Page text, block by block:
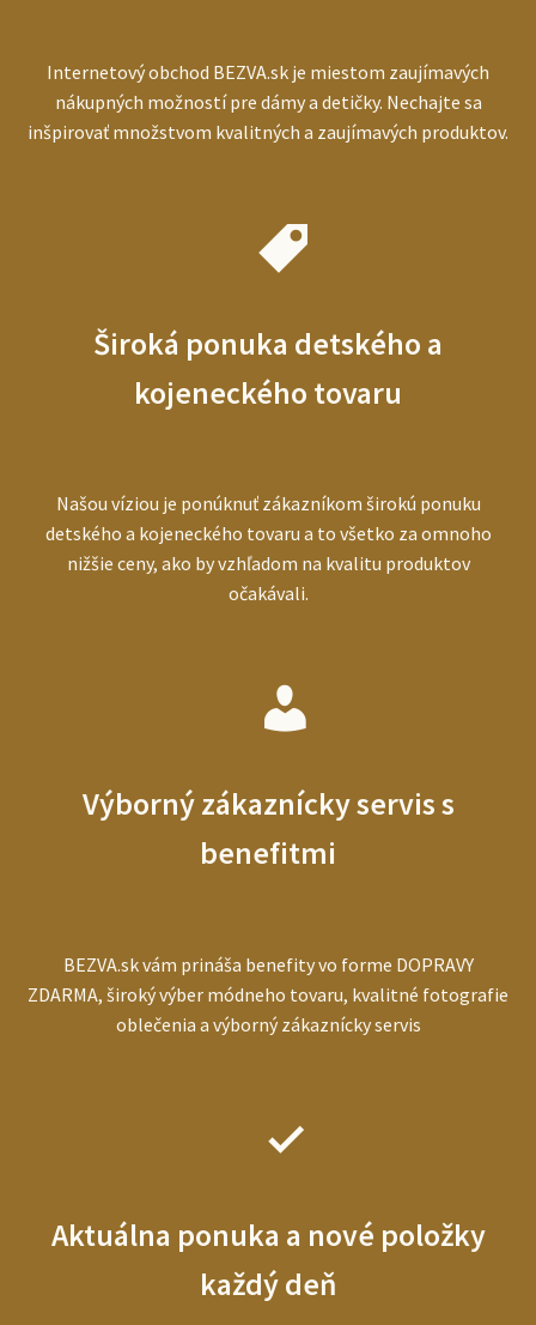
Internetový obchod BEZVA.sk je miestom zaujímavých
nákupných možností pre dámy a detičky. Nechajte sa
inšpirovať množstvom kvalitných a zaujímavých produktov.
Široká ponuka detského a
kojeneckého tovaru
Našou víziou je ponúknuť zákazníkom širokú ponuku
detského a kojeneckého tovaru a to všetko za omnoho
nižšie ceny, ako by vzhľadom na kvalitu produktov
očakávali.
Výborný zákaznícky servis s
benefitmi
BEZVA.sk vám prináša benefity vo forme DOPRAVY
ZDARMA, široký výber módneho tovaru, kvalitné fotografie
oblečenia a výborný zákaznícky servis
Aktuálna ponuka a nové položky
každý deň